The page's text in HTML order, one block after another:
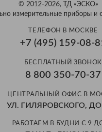
Здравствуйте!
вам. Напишите
© 2012-2026, ТД «ЭСКО»
измерительные приборы и
ТЕЛЕФОН В МОСКВЕ
+7 (495) 159-08-
БЕСПЛАТНЫЙ ЗВОНОК
8 800 350-70-37
ЦЕНТРАЛЬНЫЙ ОФИС В
УЛ. ГИЛЯРОВСКОГО,
РАБОТАЕМ В БУДНИ С 9